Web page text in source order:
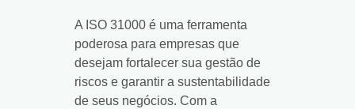
A ISO 31000 é uma ferramenta
poderosa para empresas que
desejam fortalecer sua gestão de
riscos e garantir a sustentabilidade
de seus negócios. Com a